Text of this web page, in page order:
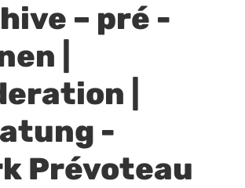
– pré -
|
|
-
Prévoteau